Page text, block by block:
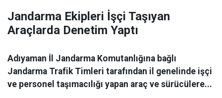
Jandarma Ekipleri İşçi Taşıyan
Araçlarda Denetim Yaptı
Adıyaman İl Jandarma Komutanlığına bağlı
Jandarma Trafik Timleri tarafından il genelinde işçi
ve personel taşımacılığı yapan araç ve sürücülere...